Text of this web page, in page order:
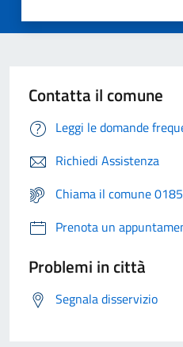
Contatta il comune
Leggi le domande
Richiedi Assistenza
Chiama il comune
Prenota un
Problemi in città
Segnala disservizio